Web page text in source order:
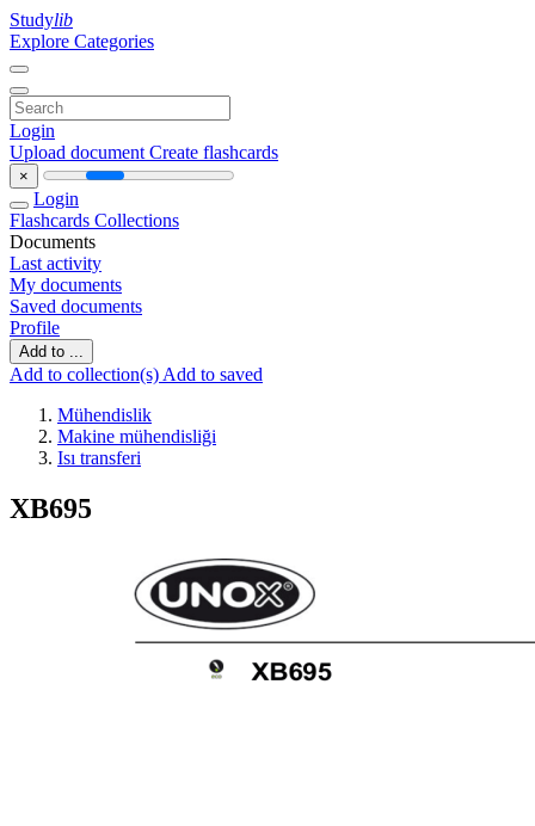
Studylib
Explore Categories
Login
Upload document Create flashcards
×
Login
Flashcards Collections
Documents
Last activity
My documents
Saved documents
Profile
Add to ...
Add to collection(s) Add to saved
Mühendislik
Makine mühendisliği
Isı transferi
XB695